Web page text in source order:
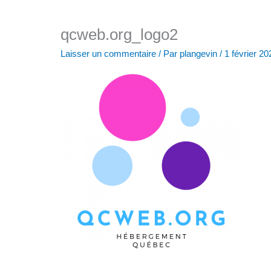
qcweb.org_logo2
Laisser un commentaire / Par plangevin/ 1 février